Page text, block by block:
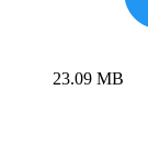
23.09 MB